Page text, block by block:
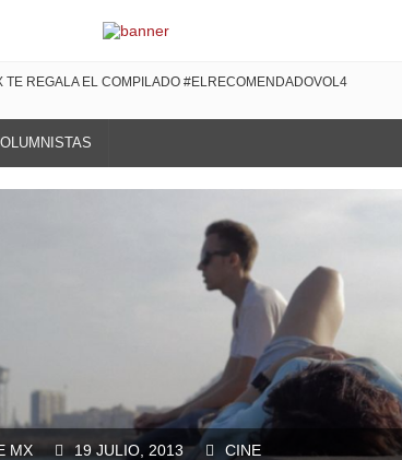
A LA PREMIERE DE LUCHANDO CON MI FAMILIA!
TE REGALA EL COMPILADO #ELRECOMENDADOVOL4
MX 19 JULIO, 2013
CINE